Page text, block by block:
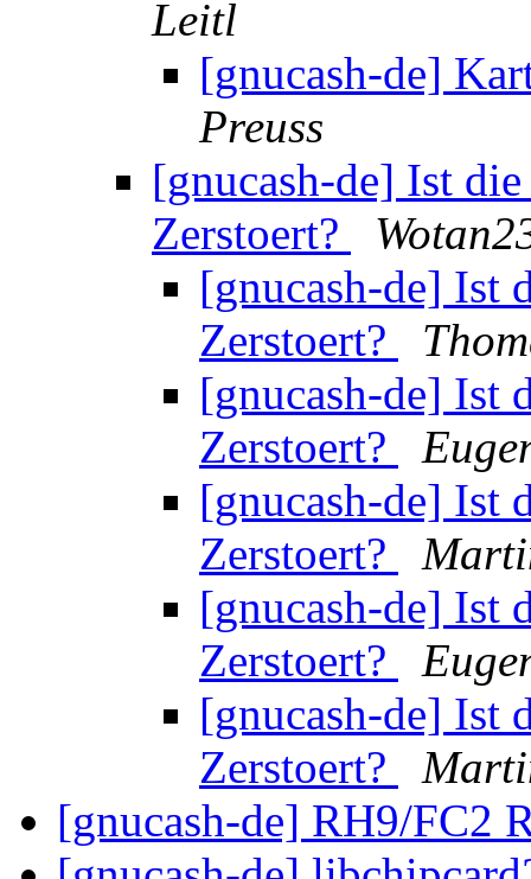
Leitl
[gnucash-de]
Preuss
[gnucash-de] Ist
Zerstoert?
[gnucash-de] Ist
Zerstoert?
[gnucash-de] Ist
Zerstoert?
[gnucash-de] Ist
Zerstoert?
[gnucash-de] Ist
Zerstoert?
[gnucash-de] Ist
Zerstoert?
[gnucash-de] RH9/FC2